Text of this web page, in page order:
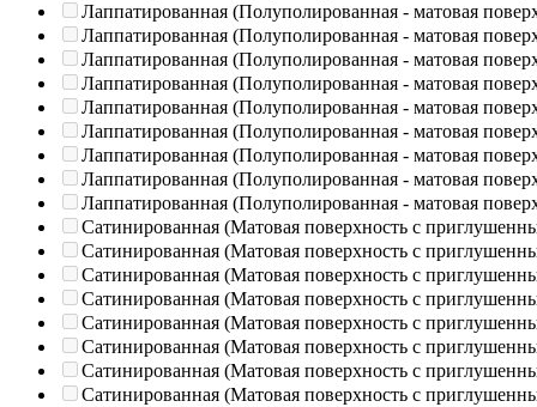
Лаппатированная (Полуполированная - матовая
Лаппатированная (Полуполированная - матовая
Лаппатированная (Полуполированная - матовая
Лаппатированная (Полуполированная - матовая
Лаппатированная (Полуполированная - матовая
Лаппатированная (Полуполированная - матовая
Лаппатированная (Полуполированная - матовая
Лаппатированная (Полуполированная - матовая
Лаппатированная (Полуполированная - матовая
Сатинированная (Матовая поверхность с
Сатинированная (Матовая поверхность с
Сатинированная (Матовая поверхность с
Сатинированная (Матовая поверхность с
Сатинированная (Матовая поверхность с
Сатинированная (Матовая поверхность с
Сатинированная (Матовая поверхность с
Сатинированная (Матовая поверхность с